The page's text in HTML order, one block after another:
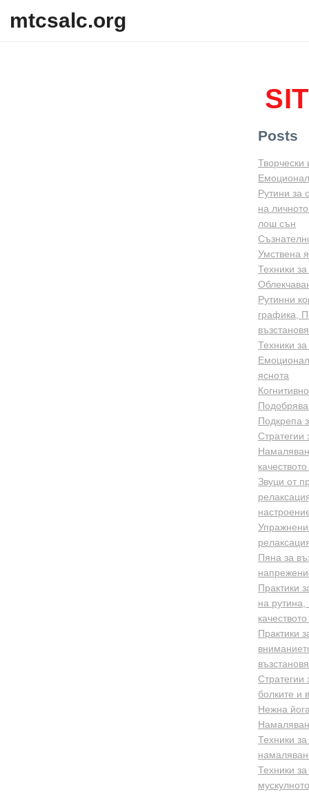
mtcsalc.org
Posts
Творчески
Рутини за
на
лош сън
Умствена
Техники
Рутинни
графика,
Техники
яснота
Подкрепа
Стратегии
Звуци от
Пяна за
Практики
на
Практики
Стратегии
болките и
Нежна
Техники
Техники